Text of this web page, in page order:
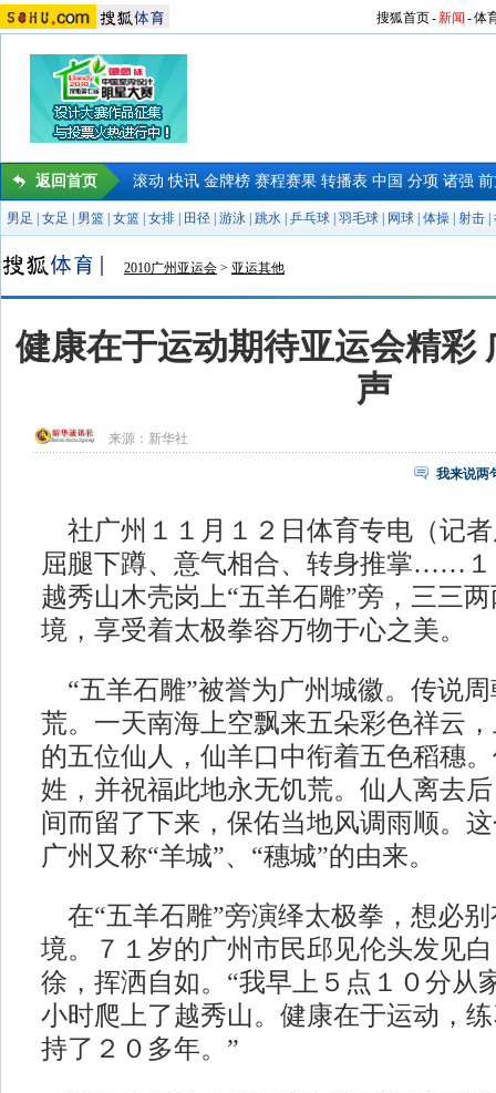
搜狐首页-新闻 -体
返回首页 滚动 快讯 金牌榜 赛程赛果 转播表 中国 分项 诸强
男足 女足 男篮 女篮 女排 田径 游泳 跳水 乒乓球 羽毛球 网球 体操 射击
2010广州亚运会 > 亚运其他
健康在于运动期待亚运会精彩
声
来源： 新华社
我来说两
社广州１１月１２日体育专电（记
屈腿下蹲、意气相合、转身推掌……１
越秀山木壳岗上“五羊石雕”旁，三三
境，享受着太极拳容万物于心之美。
“五羊石雕”被誉为广州城徽。传说
荒。一天南海上空飘来五朵彩色祥云
的五位仙人，仙羊口中衔着五色稻穗
姓，并祝福此地永无饥荒。仙人离去
间而留了下来，保佑当地风调雨顺。
广州又称“羊城”、“穗城”的由来。
在“五羊石雕”旁演绎太极拳，想必
境。７１岁的广州市民邱见伦头发见
徐，挥洒自如。“我早上５点１０分从
小时爬上了越秀山。健康在于运动，
持了２０多年。”